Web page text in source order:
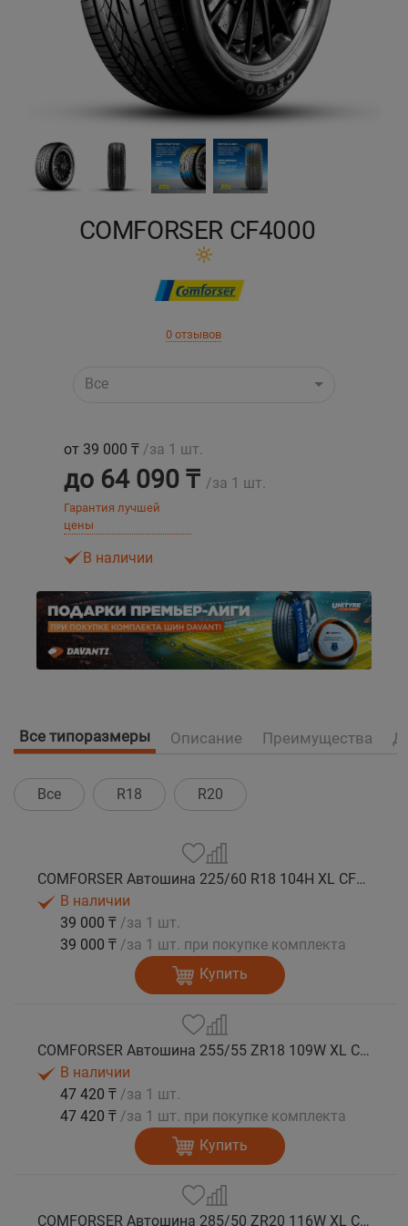
COMFORSER CF4000
0 отзывов
Все
от 39 000 ₸ /за 1 шт.
до 64 090 ₸ /за 1 шт.
Гарантия лучшей
цены
В наличии
Все типоразмеры Описание Преимущества
Все R18 R20
COMFORSER Автошина 225/60 R18 104H XL CF4000 лето
В наличии
39 000 ₸ /за 1 шт.
39 000 ₸ /за 1 шт. при покупке комплекта
Купить
COMFORSER Автошина 255/55 ZR18 109W XL CF4000 лето
В наличии
47 420 ₸ /за 1 шт.
47 420 ₸ /за 1 шт. при покупке комплекта
Купить
COMFORSER Автошина 285/50 ZR20 116W XL CF4000 лето
Павлодар
Петропавловск
Уральск
Усть-Каменогорск
Экибастуз
Бишкек